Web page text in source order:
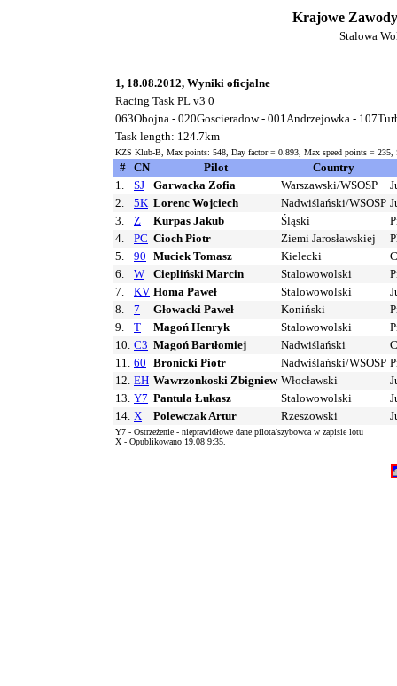
Krajowe
Stalowa
1, 18.08.2012, Wyniki oficjalne
Racing Task PL v3 0
063Obojna - 020Goscieradow - 001Andrzejowka -
Task length: 124.7km
KZS Klub-B, Max points: 548, Day factor = 0.893, Max speed points = 235,
# CN Pilot
Country
1.
SJ Garwacka Zofia Warszawski/WSOSP
2.
5K Lorenc Wojciech Nadwiślański/WSOSP
3.
Z Kurpas Jakub Śląski
4.
PC Cioch Piotr Ziemi Jarosławskiej
5.
90 Muciek Tomasz Kielecki
6.
W Ciepliński Marcin Stalowowolski
7.
KV Homa Paweł Stalowowolski
8.
7 Głowacki Paweł Koniński
9.
T Magoń Henryk Stalowowolski
10. C3 Magoń Bartłomiej Nadwiślański
11. 60 Bronicki Piotr Nadwiślański/WSOSP
12. EH Wawrzonkoski Zbigniew Włocławski
13. Y7 Pantuła Łukasz Stalowowolski
14. X Polewczak Artur Rzeszowski
Y7 - Ostrzeżenie - nieprawidłowe dane pilota/szybowca w zapisie lotu
X - Opublikowano 19.08 9:35.